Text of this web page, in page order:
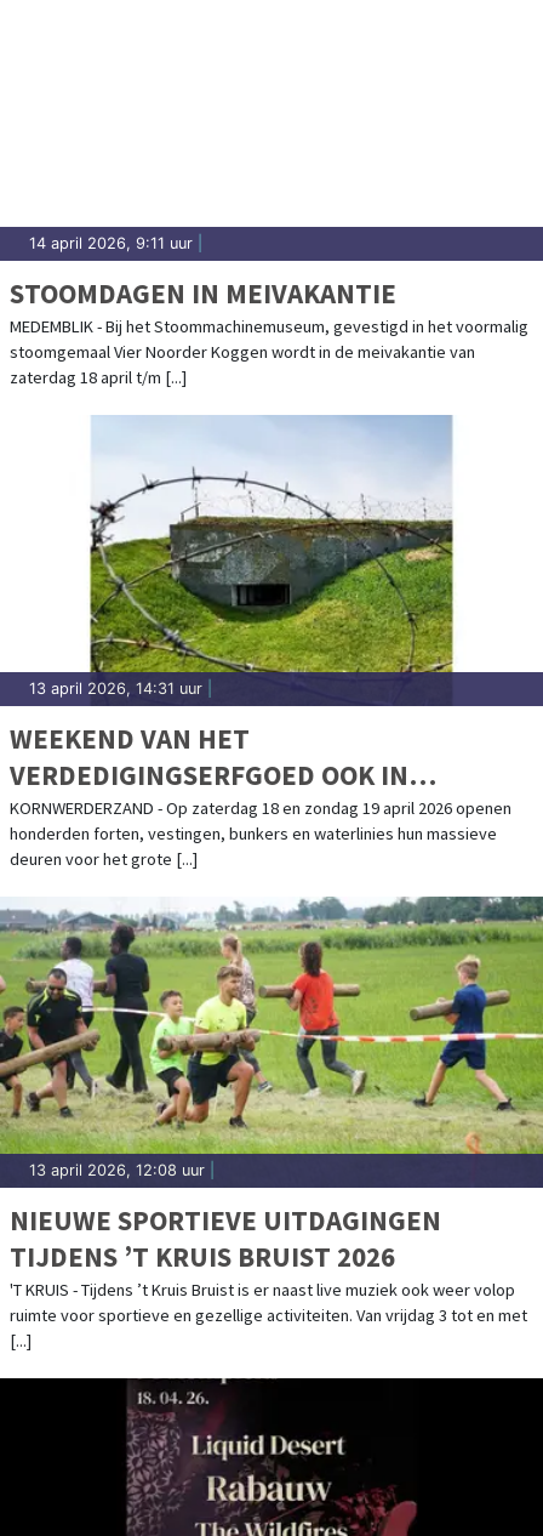
14 april 2026, 9:11 uur
STOOMDAGEN IN MEIVAKANTIE
MEDEMBLIK - Bij het Stoommachinemuseum, gevestigd in het voormalig
stoomgemaal Vier Noorder Koggen wordt in de meivakantie van
zaterdag 18 april t/m [...]
13 april 2026, 14:31 uur
WEEKEND VAN HET
VERDEDIGINGSERFGOED OOK IN
KAZEMATTENMUSEUM
KORNWERDERZAND - Op zaterdag 18 en zondag 19 april 2026 openen
honderden forten, vestingen, bunkers en waterlinies hun massieve
deuren voor het grote [...]
13 april 2026, 12:08 uur
NIEUWE SPORTIEVE UITDAGINGEN
TIJDENS ’T KRUIS BRUIST 2026
'T KRUIS - Tijdens ’t Kruis Bruist is er naast live muziek ook weer volop
ruimte voor sportieve en gezellige activiteiten. Van vrijdag 3 tot en met
[...]